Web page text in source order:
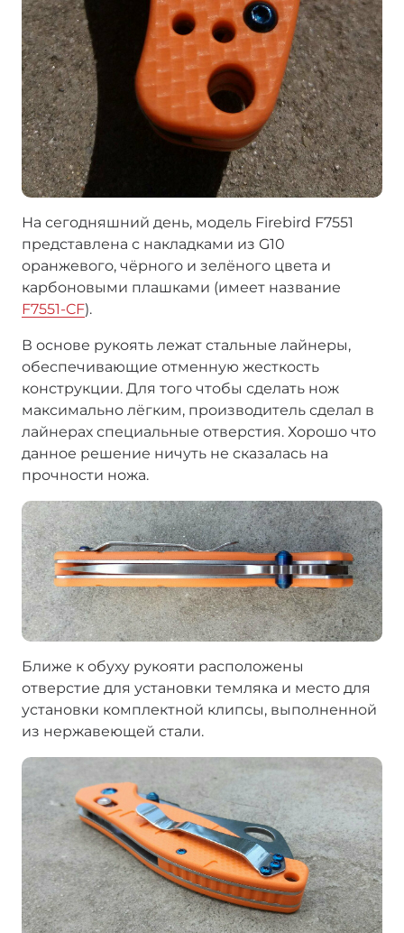
На сегодняшний день, модель Firebird F7551
представлена с накладками из G10
оранжевого, чёрного и зелёного цвета и
карбоновыми плашками (имеет название
F7551-CF).
В основе рукоять лежат стальные лайнеры,
обеспечивающие отменную жесткость
конструкции. Для того чтобы сделать нож
максимально лёгким, производитель сделал в
лайнерах специальные отверстия. Хорошо что
данное решение ничуть не сказалась на
прочности ножа.
Ближе к обуху рукояти расположены
отверстие для установки темляка и место для
установки комплектной клипсы, выполненной
из нержавеющей стали.